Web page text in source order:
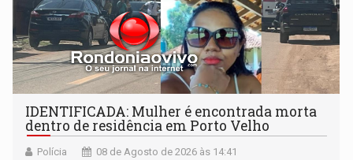
IDENTIFICADA: Mulher é encontrada morta
dentro de residência em Porto Velho
Polícia 08 de Agosto de 2026 às 14:41